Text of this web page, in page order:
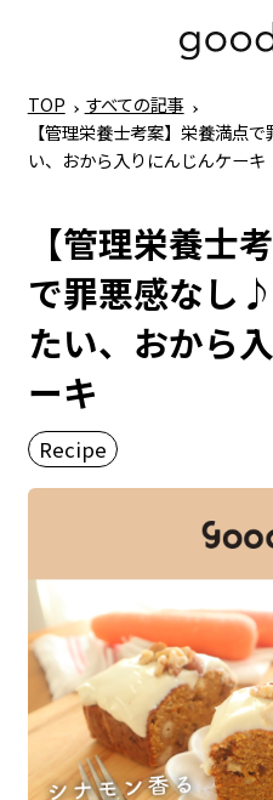
TOP
すべての記事
【管理栄養士考案】栄養満点
い、おから入りにんじんケーキ
【管理栄養士
で罪悪感なし
たい、おから
ーキ
Recipe